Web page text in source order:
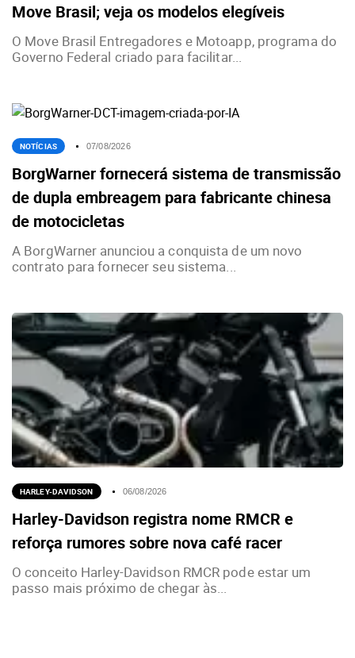
Move Brasil; veja os modelos elegíveis
O Move Brasil Entregadores e Motoapp, programa do
Governo Federal criado para facilitar...
NOTÍCIAS 07/08/2026
BorgWarner fornecerá sistema de transmissão
de dupla embreagem para fabricante chinesa
de motocicletas
A BorgWarner anunciou a conquista de um novo
contrato para fornecer seu sistema...
HARLEY-DAVIDSON 06/08/2026
Harley-Davidson registra nome RMCR e
reforça rumores sobre nova café racer
O conceito Harley-Davidson RMCR pode estar um
passo mais próximo de chegar às...